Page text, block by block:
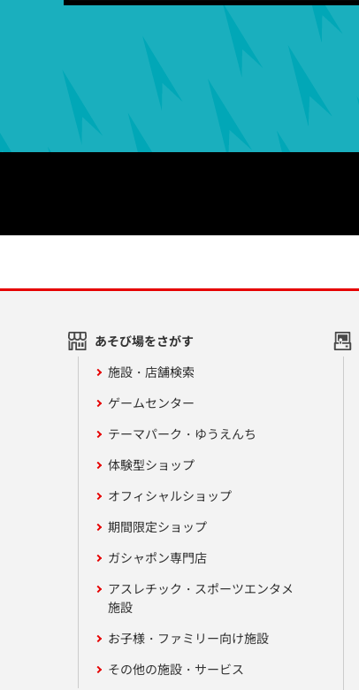
あそび場をさがす
施設・店舗検索
ゲームセンター
テーマパーク・ゆうえんち
体験型ショップ
オフィシャルショップ
期間限定ショップ
ガシャポン専門店
アスレチック・スポーツエンタメ
施設
お子様・ファミリー向け施設
その他の施設・サービス